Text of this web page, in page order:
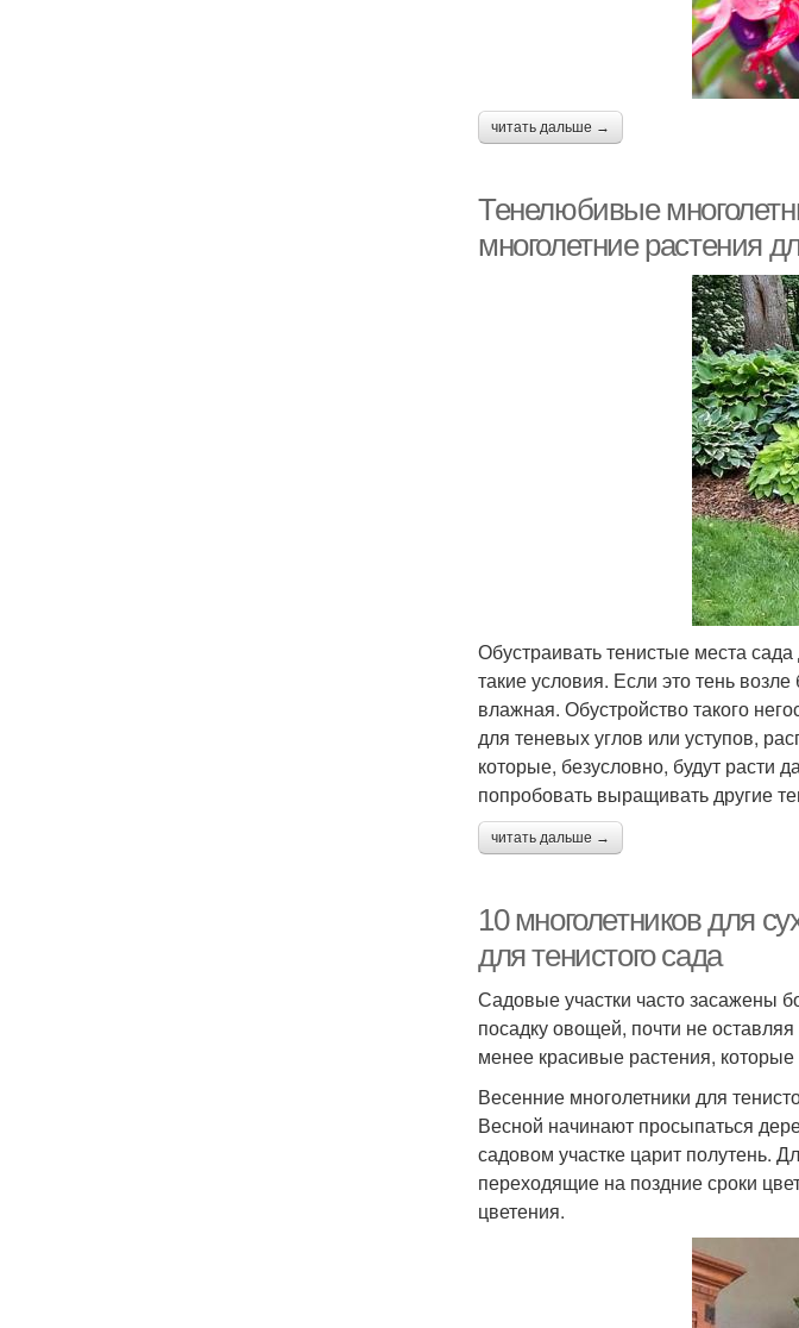
читать дальше →
Тенелюбивые
многолетние растения
Обустраивать тенистые места
такие условия. Если это тень
влажная. Обустройство такого
для теневых углов или уступов,
которые, безусловно, будут
попробовать выращивать другие
читать дальше →
10 многолетников для
для тенистого сада
Садовые участки часто засажены
посадку овощей, почти не
менее красивые растения, которые
Весенние многолетники для
Весной начинают просыпаться
садовом участке царит полутень.
переходящие на поздние сроки
цветения.